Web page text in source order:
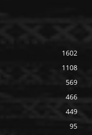
1602
1108
569
466
449
95